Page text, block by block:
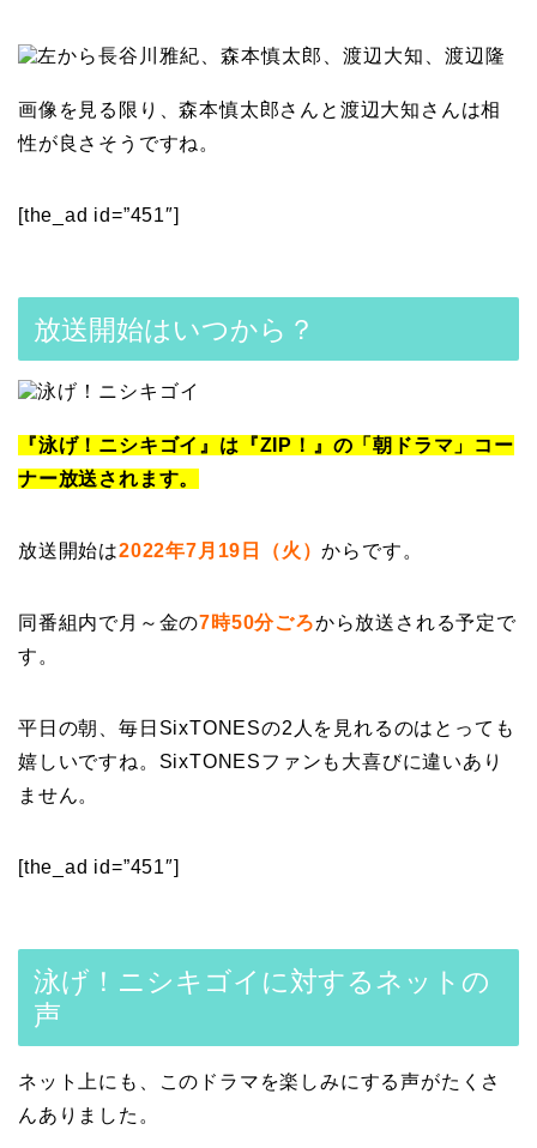
画像を見る限り、森本慎太郎さんと渡辺大知さんは相
性が良さそうですね。
[the_ad id=”451″]
放送開始はいつから？
『泳げ！ニシキゴイ』は『ZIP！』の「朝ドラマ」コー
ナー放送されます。
放送開始は2022年7月19日（火）からです。
同番組内で月～金の7時50分ごろから放送される予定で
す。
平日の朝、毎日SixTONESの2人を見れるのはとっても
嬉しいですね。SixTONESファンも大喜びに違いあり
ません。
[the_ad id=”451″]
泳げ！ニシキゴイに対するネットの
声
ネット上にも、このドラマを楽しみにする声がたくさ
んありました。